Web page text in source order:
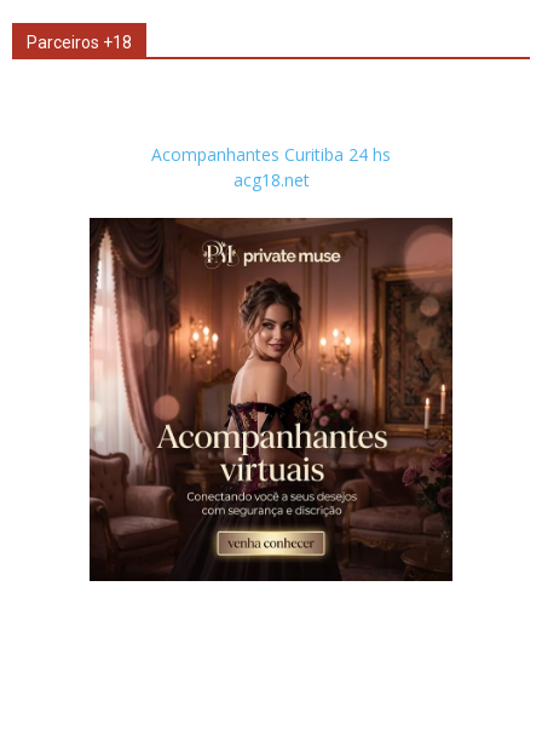
Parceiros +18
Acompanhantes Curitiba 24 hs
acg18.net